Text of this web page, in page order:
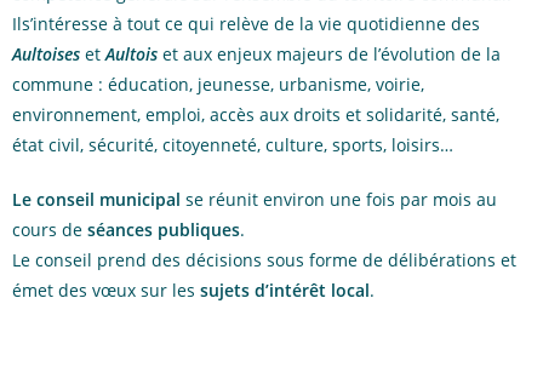
Ils’intéresse à tout ce qui relève de la vie quotidienne des
Aultoises etAultois et aux enjeux majeurs de l’évolution de la
commune : éducation, jeunesse, urbanisme, voirie,
environnement, emploi, accès aux droits et solidarité, santé,
état civil, sécurité, citoyenneté, culture, sports, loisirs…
Le conseil municipal se réunit environ une fois par mois au
cours de séances publiques.
Le conseil prend des décisions sous forme de délibérations et
émet des vœux sur les sujets d’intérêt local.